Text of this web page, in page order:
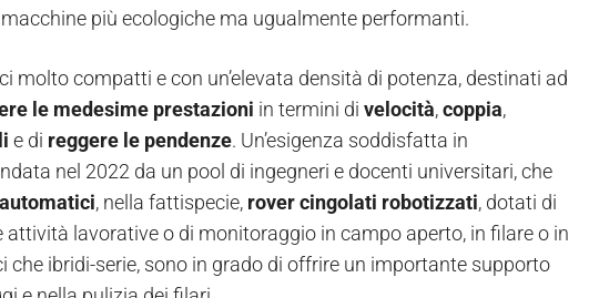
macchine più ecologiche ma ugualmente performanti.
compatti e con un’elevata densità di potenza, destinati ad
le medesime prestazioni in termini di velocità,coppia,
e di reggere le pendenze. Un’esigenza soddisfatta in
nel 2022 da un pool di ingegneri e docenti universitari, che
, nella fattispecie, rover cingolati robotizzati, dotati di
lavorative o di monitoraggio in campo aperto, in filare o in
ibridi-serie, sono in grado di offrire un importante supporto